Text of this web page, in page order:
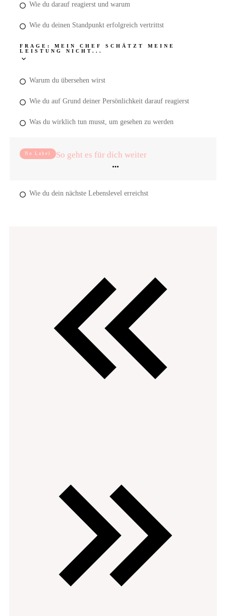
Wie du darauf reagierst und warum
Wie du deinen Standpunkt erfolgreich vertrittst
FRAGE: MEIN CHEF SCHÄTZT MEINE
LEISTUNG NICHT...
Warum du übersehen wirst
Wie du auf Grund deiner Persönlichkeit darauf reagierst
Was du wirklich tun musst, um gesehen zu werden
No Label So geht es für dich weiter
Wie du dein nächste Lebenslevel erreichst